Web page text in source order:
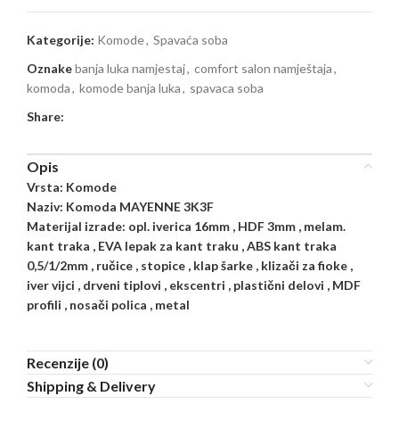
Kategorije: Komode, Spavaća soba
Oznakebanja luka namjestaj, comfort salon namještaja,
komoda, komode banja luka, spavaca soba
Share:
Opis
Vrsta: Komode
Naziv: Komoda MAYENNE 3K3F
Materijal izrade: opl. iverica 16mm , HDF 3mm , melam.
kant traka , EVA lepak za kant traku , ABS kant traka
0,5/1/2mm , ručice , stopice , klap šarke , klizači za fioke ,
iver vijci , drveni tiplovi , ekscentri , plastični delovi , MDF
profili , nosači polica , metal
Recenzije (0)
Shipping & Delivery